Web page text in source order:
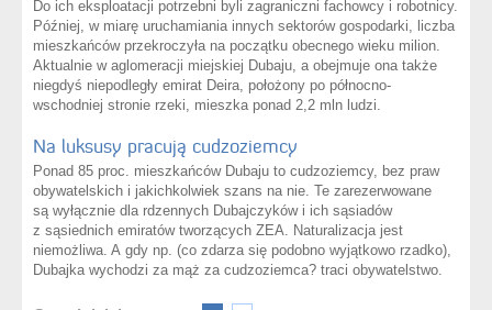
Do ich eksploatacji potrzebni byli zagraniczni fachowcy i robotnicy.
Później, w miarę uruchamiania innych sektorów gospodarki, liczba
mieszkańców przekroczyła na początku obecnego wieku milion.
Aktualnie w aglomeracji miejskiej Dubaju, a obejmuje ona także
niegdyś niepodległy emirat Deira, położony po północno-
wschodniej stronie rzeki, mieszka ponad 2,2 mln ludzi.
Na luksusy pracują cudzoziemcy
Ponad 85 proc. mieszkańców Dubaju to cudzoziemcy, bez praw
obywatelskich i jakichkolwiek szans na nie. Te zarezerwowane
są wyłącznie dla rdzennych Dubajczyków i ich sąsiadów
z sąsiednich emiratów tworzących ZEA. Naturalizacja jest
niemożliwa. A gdy np. (co zdarza się podobno wyjątkowo rzadko),
Dubajka wychodzi za mąż za cudzoziemca? traci obywatelstwo.